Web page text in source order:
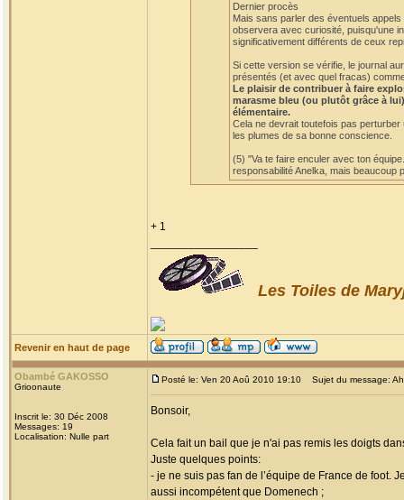
Dernier procès
Mais sans parler des éventuels
observera avec curiosité, puisqu'une
significativement différents de ceux
Si cette version se vérifie, le journal
présentés (et avec quel fracas)
Le plaisir de contribuer à faire
marasme bleu (ou plutôt grâce à
élémentaire.
Cela ne devrait toutefois pas
les plumes de sa bonne conscience.
(5) "Va te faire enculer avec ton
responsabilité Anelka, mais beaucoup
+ 1
Les Toiles de
Revenir en haut de page
Obambé GAKOSSO
Grioonaute
Inscrit le: 30 Déc 2008
Messages: 19
Localisation: Nulle part
Posté le: Ven 20 Aoû 2010 19:10 Sujet du message:
Bonsoir,
Cela fait un bail que je n'ai pas remis les doigts
Juste quelques points:
- je ne suis pas fan de l’équipe de France de foot.
aussi incompétent que Domenech ;